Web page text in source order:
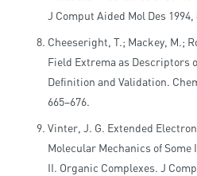
J Comput Aided Mol Des 1994,
Cheeseright, T.; Mackey, M.;
Field Extrema as Descriptors
Definition and Validation.
665–676.
Vinter, J. G. Extended
Molecular Mechanics of
II. Organic Complexes. J